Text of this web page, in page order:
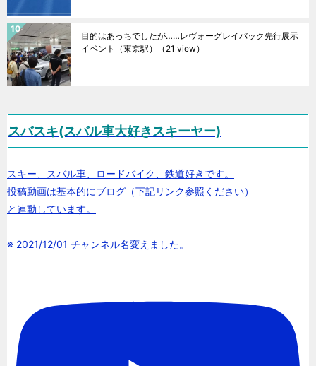
目的はあっちでしたが……レヴォーグレイバック先行展示
イベント（東京駅）
（21 view）
スバスキ(スバル車大好きスキーヤー)
スキー、スバル車、ロードバイク、鉄道好きです。
投稿動画は基本的にブログ（下記リンク参照ください）
と連動しています。
※ 2021/12/01 チャンネル名変えました。